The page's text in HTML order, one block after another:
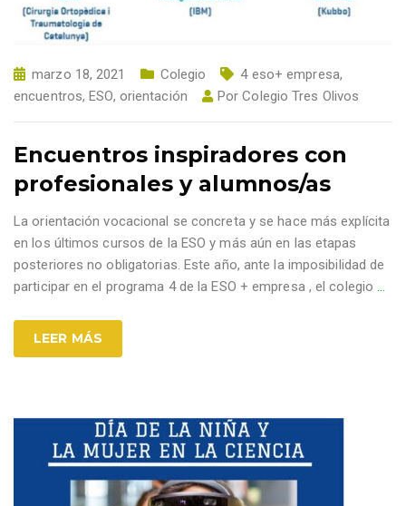
marzo 18, 2021 Colegio 4 eso+ empresa,
encuentros,ESO, orientación PorColegio Tres Olivos
Encuentros inspiradores con
profesionales y alumnos/as
La orientación vocacional se concreta y se hace más explícita
en los últimos cursos de la ESO y más aún en las etapas
posteriores no obligatorias. Este año, ante la imposibilidad de
participar en el programa 4 de la ESO + empresa , el colegio
LEER MÁS